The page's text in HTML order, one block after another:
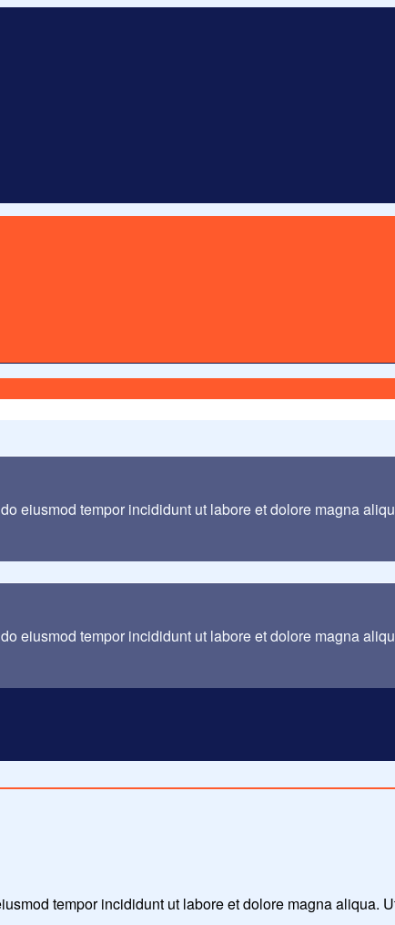
eiusmod tempor incididunt ut labore et dolore magna
eiusmod tempor incididunt ut labore et dolore magna
tempor incididunt ut labore et dolore magna aliqua.